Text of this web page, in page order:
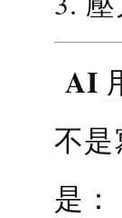
AI
不是
是：